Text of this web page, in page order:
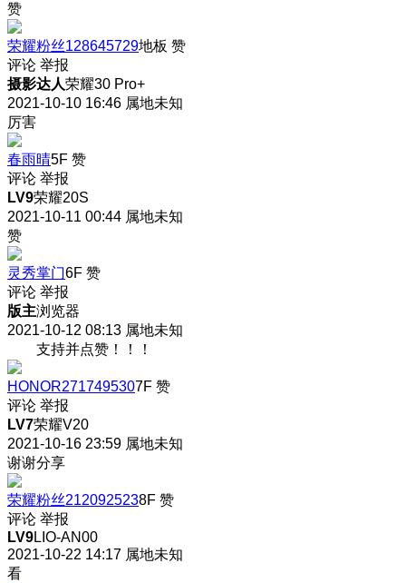
赞
荣耀粉丝128645729地板 赞
评论 举报
摄影达人荣耀30 Pro+
2021-10-10 16:46 属地未知
厉害
春雨晴5F 赞
评论 举报
LV9荣耀20S
2021-10-11 00:44 属地未知
赞
灵秀掌门6F 赞
评论 举报
版主浏览器
2021-10-12 08:13 属地未知
支持并点赞！！！
HONOR2717495307F 赞
评论 举报
LV7荣耀V20
2021-10-16 23:59 属地未知
谢谢分享
荣耀粉丝2120925238F 赞
评论 举报
LV9LIO-AN00
2021-10-22 14:17 属地未知
看